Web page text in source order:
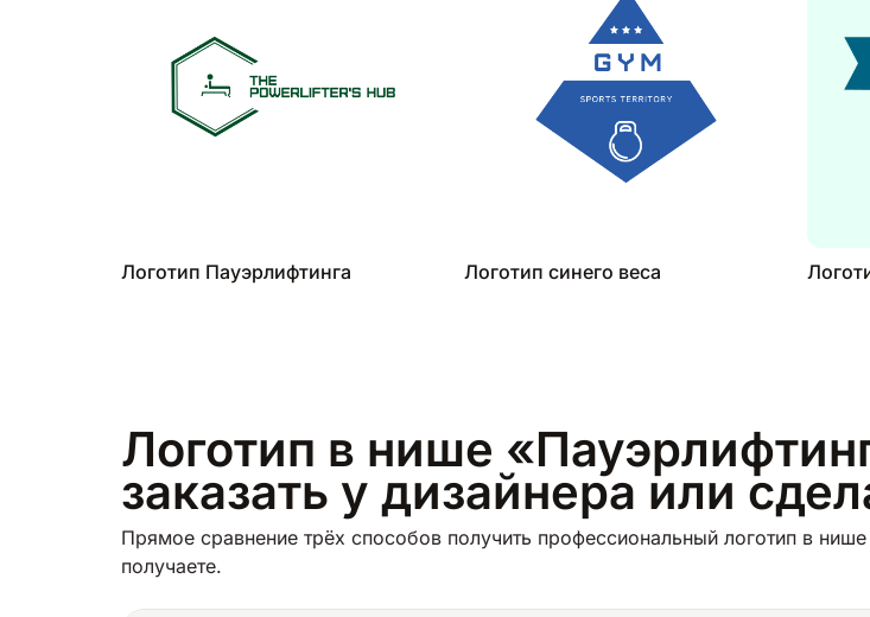
Логотип Пауэрлифтинга Логотип синего веса
Логотип в нише
заказать у дизайнера или
Прямое сравнение трёх способов получить профессиональный логотип в
получаете.